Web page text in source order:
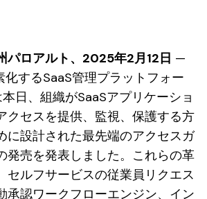
パロアルト、2025年2月12日 —
化するSaaS管理プラットフォー
日、組織がSaaSアプリケーショ
クセスを提供、監視、保護する方
に設計された最先端のアクセスガ
発売を発表しました。これらの革
セルフサービスの従業員リクエス
承認ワークフローエンジン、イン